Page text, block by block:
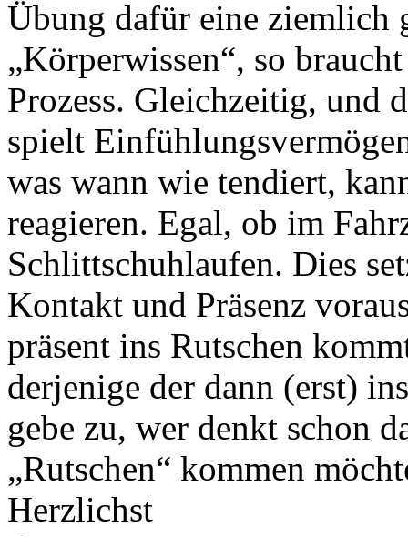
Übung dafür eine ziemlich
„Körperwissen“, so
Prozess. Gleichzeitig, und
spielt
was wann wie tendiert,
reagieren. Egal, ob im
Schlittschuhlaufen. Dies
Kontakt und Präsenz
präsent ins Rutschen
derjenige der dann (erst)
gebe zu, wer denkt schon
„Rutschen“ kommen
Herzlichst